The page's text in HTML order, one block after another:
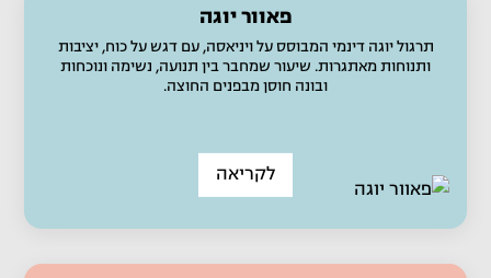
פאוור יוגה
תרגול יוגה דינמי המבוסס על ויניאסה, עם דגש על כוח, יציבות
ותנוחות מאתגרות. שיעור שמחבר בין תנועה, נשימה ונוכחות
ובונה חוסן מבפנים החוצה.
לקריאה